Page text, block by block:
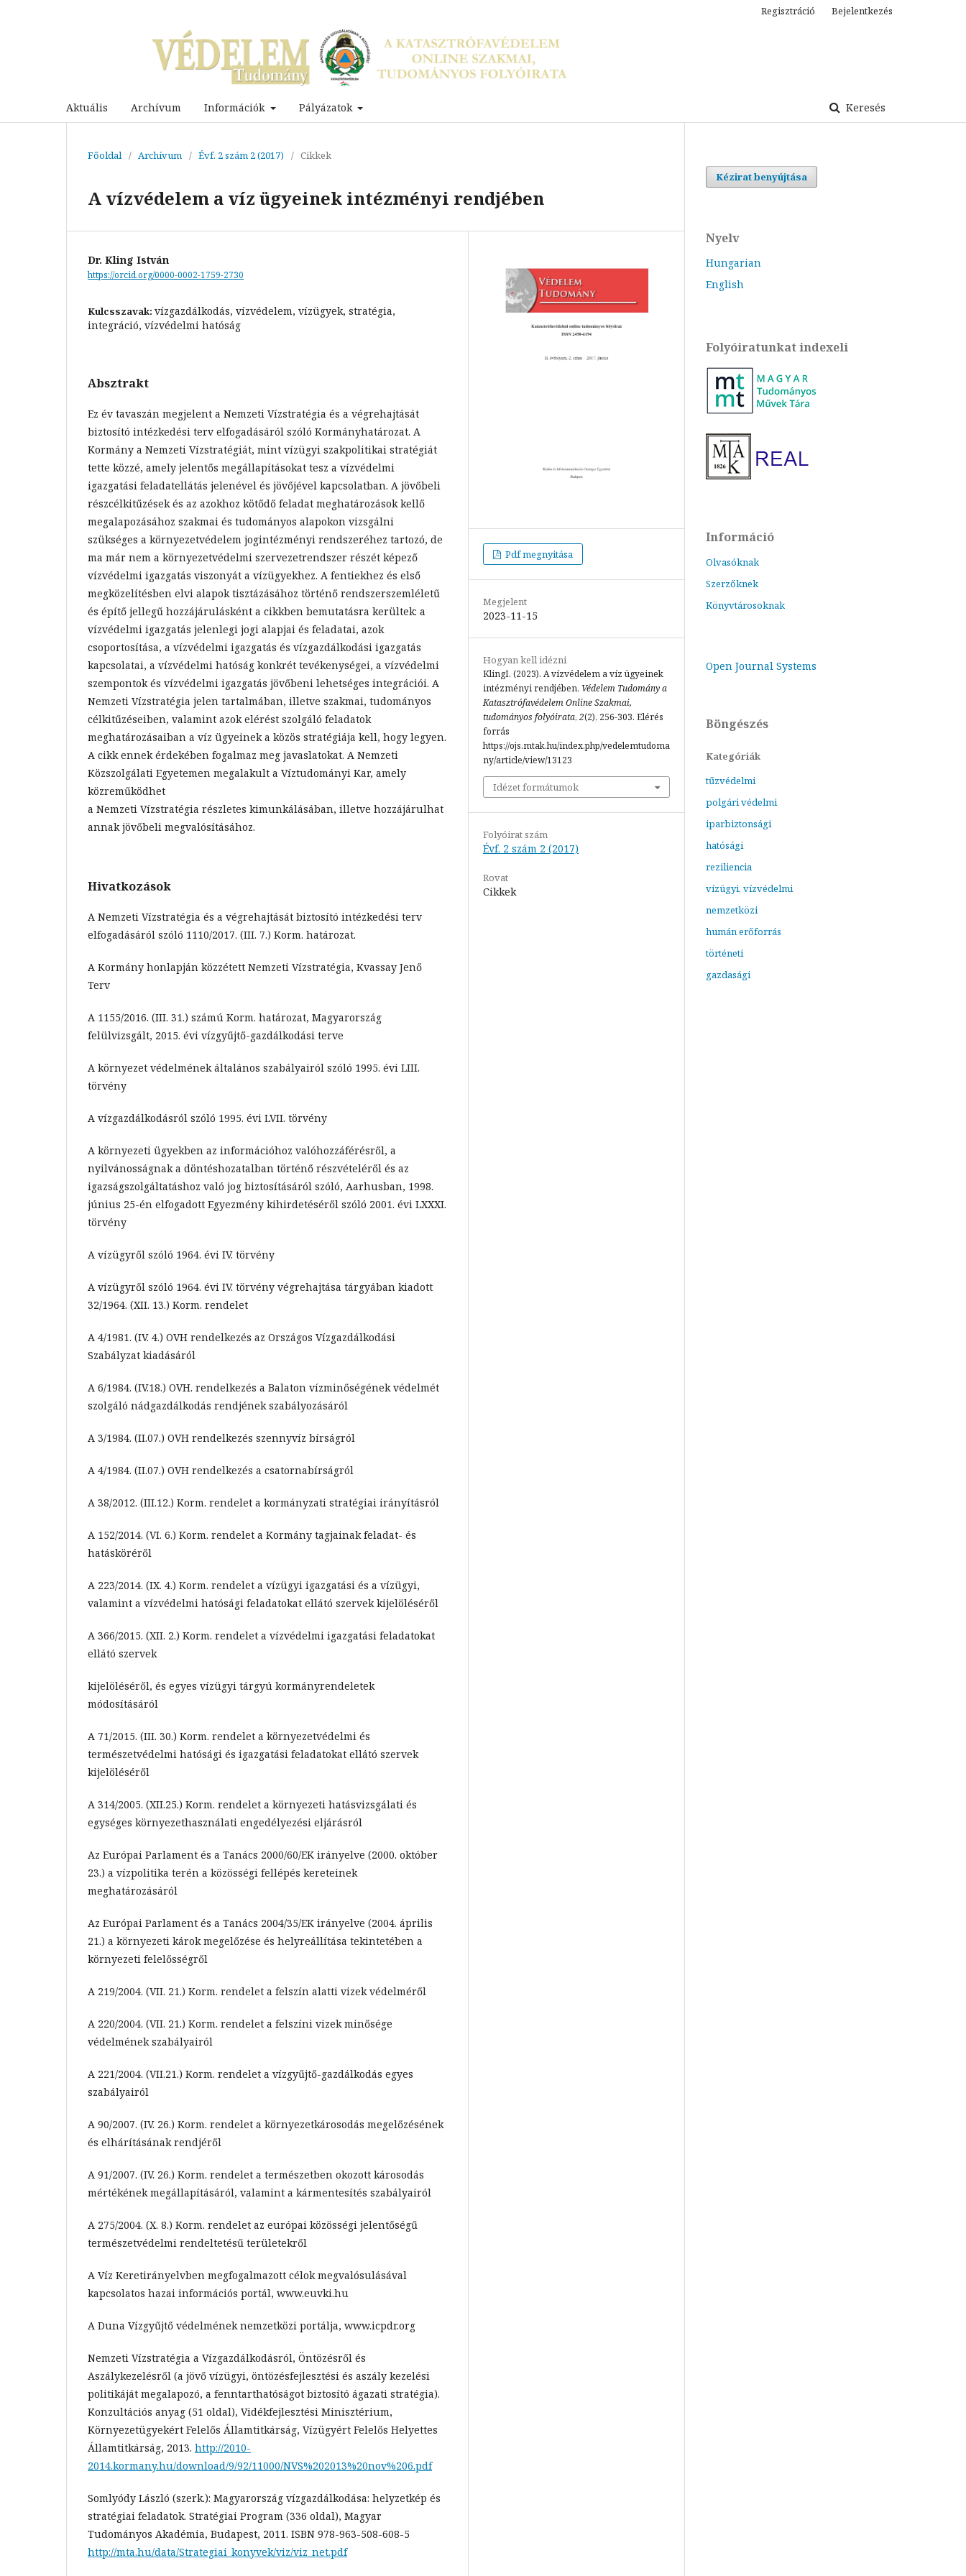
Aktuális Archívum Információk Pályázatok Keresés
Regisztráció Bejelentkezés
Főoldal / Archívum / Évf. 2 szám 2 (2017) / Cikkek
A vízvédelem a víz ügyeinek intézményi rendjében
Dr. Kling István
https://orcid.org/0000-0002-1759-2730
Kulcsszavak: vízgazdálkodás, vízvédelem, vízügyek, stratégia,
integráció, vízvédelmi hatóság
Absztrakt
Ez év tavaszán megjelent a Nemzeti Vízstratégia és a végrehajtását
biztosító intézkedési terv elfogadásáról szóló Kormányhatározat. A
Kormány a Nemzeti Vízstratégiát, mint vízügyi szakpolitikai stratégiát
tette közzé, amely jelentős megállapításokat tesz a vízvédelmi
igazgatási feladatellátás jelenével és jövőjével kapcsolatban. A jövőbeli
részcélkitűzések és az azokhoz kötődő feladat meghatározások kellő
megalapozásához szakmai és tudományos alapokon vizsgálni
szükséges a környezetvédelem jogintézményi rendszeréhez tartozó, de
ma már nem a környezetvédelmi szervezetrendszer részét képező
vízvédelmi igazgatás viszonyát a vízügyekhez. A fentiekhez és első
megközelítésben elvi alapok tisztázásához történő rendszerszemléletű
és építő jellegű hozzájárulásként a cikkben bemutatásra kerültek: a
vízvédelmi igazgatás jelenlegi jogi alapjai és feladatai, azok
csoportosítása, a vízvédelmi igazgatás és vízgazdálkodási igazgatás
kapcsolatai, a vízvédelmi hatóság konkrét tevékenységei, a vízvédelmi
szempontok és vízvédelmi igazgatás jövőbeni lehetséges integrációi. A
Nemzeti Vízstratégia jelen tartalmában, illetve szakmai, tudományos
célkitűzéseiben, valamint azok elérést szolgáló feladatok
meghatározásaiban a víz ügyeinek a közös stratégiája kell, hogy legyen.
A cikk ennek érdekében fogalmaz meg javaslatokat. A Nemzeti
Közszolgálati Egyetemen megalakult a Víztudományi Kar, amely
közreműködhet
a Nemzeti Vízstratégia részletes kimunkálásában, illetve hozzájárulhat
annak jövőbeli megvalósításához.
Hivatkozások
A Nemzeti Vízstratégia és a végrehajtását biztosító intézkedési terv
elfogadásáról szóló 1110/2017. (III. 7.) Korm. határozat.
A Kormány honlapján közzétett Nemzeti Vízstratégia, Kvassay Jenő
Terv
A 1155/2016. (III. 31.) számú Korm. határozat, Magyarország
felülvizsgált, 2015. évi vízgyűjtő-gazdálkodási terve
A környezet védelmének általános szabályairól szóló 1995. évi LIII.
törvény
A vízgazdálkodásról szóló 1995. évi LVII. törvény
A környezeti ügyekben az információhoz valóhozzáférésről, a
nyilvánosságnak a döntéshozatalban történő részvételéről és az
igazságszolgáltatáshoz való jog biztosításáról szóló, Aarhusban, 1998.
június 25-én elfogadott Egyezmény kihirdetéséről szóló 2001. évi LXXXI.
törvény
A vízügyről szóló 1964. évi IV. törvény
A vízügyről szóló 1964. évi IV. törvény végrehajtása tárgyában kiadott
32/1964. (XII. 13.) Korm. rendelet
A 4/1981. (IV. 4.) OVH rendelkezés az Országos Vízgazdálkodási
Szabályzat kiadásáról
A 6/1984. (IV.18.) OVH. rendelkezés a Balaton vízminőségének védelmét
szolgáló nádgazdálkodás rendjének szabályozásáról
A 3/1984. (II.07.) OVH rendelkezés szennyvíz bírságról
A 4/1984. (II.07.) OVH rendelkezés a csatornabírságról
A 38/2012. (III.12.) Korm. rendelet a kormányzati stratégiai irányításról
A 152/2014. (VI. 6.) Korm. rendelet a Kormány tagjainak feladat- és
hatásköréről
A 223/2014. (IX. 4.) Korm. rendelet a vízügyi igazgatási és a vízügyi,
valamint a vízvédelmi hatósági feladatokat ellátó szervek kijelöléséről
A 366/2015. (XII. 2.) Korm. rendelet a vízvédelmi igazgatási feladatokat
ellátó szervek
kijelöléséről, és egyes vízügyi tárgyú kormányrendeletek
módosításáról
A 71/2015. (III. 30.) Korm. rendelet a környezetvédelmi és
természetvédelmi hatósági és igazgatási feladatokat ellátó szervek
kijelöléséről
A 314/2005. (XII.25.) Korm. rendelet a környezeti hatásvizsgálati és
egységes környezethasználati engedélyezési eljárásról
Az Európai Parlament és a Tanács 2000/60/EK irányelve (2000. október
23.) a vízpolitika terén a közösségi fellépés kereteinek
meghatározásáról
Az Európai Parlament és a Tanács 2004/35/EK irányelve (2004. április
21.) a környezeti károk megelőzése és helyreállítása tekintetében a
környezeti felelősségről
A 219/2004. (VII. 21.) Korm. rendelet a felszín alatti vizek védelméről
A 220/2004. (VII. 21.) Korm. rendelet a felszíni vizek minősége
védelmének szabályairól
A 221/2004. (VII.21.) Korm. rendelet a vízgyűjtő-gazdálkodás egyes
szabályairól
A 90/2007. (IV. 26.) Korm. rendelet a környezetkárosodás megelőzésének
és elhárításának rendjéről
A 91/2007. (IV. 26.) Korm. rendelet a természetben okozott károsodás
mértékének megállapításáról, valamint a kármentesítés szabályairól
A 275/2004. (X. 8.) Korm. rendelet az európai közösségi jelentőségű
természetvédelmi rendeltetésű területekről
A Víz Keretirányelvben megfogalmazott célok megvalósulásával
kapcsolatos hazai információs portál, www.euvki.hu
A Duna Vízgyűjtő védelmének nemzetközi portálja, www.icpdr.org
Nemzeti Vízstratégia a Vízgazdálkodásról, Öntözésről és
Aszálykezelésről (a jövő vízügyi, öntözésfejlesztési és aszály kezelési
politikáját megalapozó, a fenntarthatóságot biztosító ágazati stratégia).
Konzultációs anyag (51 oldal), Vidékfejlesztési Minisztérium,
Környezetügyekért Felelős Államtitkárság, Vízügyért Felelős Helyettes
Államtitkárság, 2013. http://2010-
2014.kormany.hu/download/9/92/11000/NVS%202013%20nov%206.pdf
Somlyódy László (szerk.): Magyarország vízgazdálkodása: helyzetkép és
stratégiai feladatok. Stratégiai Program (336 oldal), Magyar
Tudományos Akadémia, Budapest, 2011. ISBN 978-963-508-608-5
http://mta.hu/data/Strategiai_konyvek/viz/viz_net.pdf
Pdf megnyitása
Megjelent
2023-11-15
Hogyan kell idézni
KlingI. (2023). A vízvédelem a víz ügyeinek
intézményi rendjében. Védelem Tudomány a
Katasztrófavédelem Online Szakmai,
tudományos folyóirata, 2(2), 256-303. Elérés
forrás
https://ojs.mtak.hu/index.php/vedelemtudoma
ny/article/view/13123
Idézet formátumok
Folyóirat szám
Évf. 2 szám 2 (2017)
Rovat
Cikkek
Kézirat benyújtása
Nyelv
Hungarian
English
Folyóiratunkat indexeli
Információ
Olvasóknak
Szerzőknek
Könyvtárosoknak
Open Journal Systems
Böngészés
Kategóriák
tűzvédelmi
polgári védelmi
iparbiztonsági
hatósági
reziliencia
vízügyi, vízvédelmi
nemzetközi
humán erőforrás
történeti
gazdasági